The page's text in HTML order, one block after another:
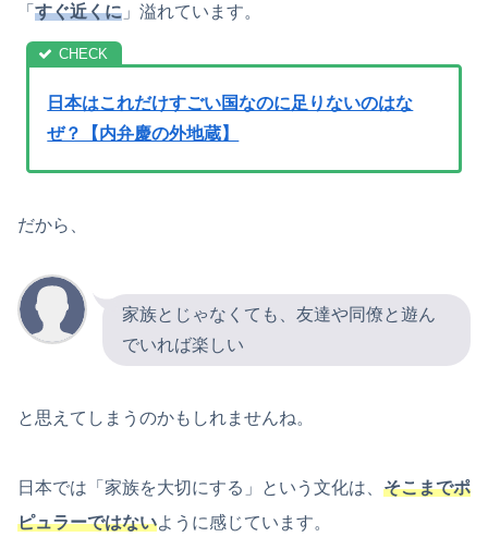
「 すぐ近くに 」溢れています。
日本はこれだけすごい国なのに足りないのはな
ぜ？【内弁慶の外地蔵】
だから、
家族とじゃなくても、友達や同僚と遊ん
でいれば楽しい
と思えてしまうのかもしれませんね。
日本では「家族を大切にする」という文化は、 そこまでポ
ピュラーではないように感じています。